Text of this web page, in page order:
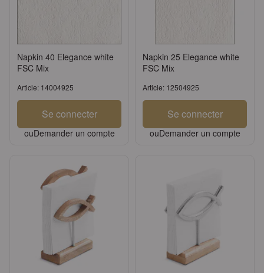
Napkin 40 Elegance white
FSC Mix
Article: 14004925
Se connecter
ouDemander un compte
Napkin 25 Elegance white
FSC Mix
Article: 12504925
Se connecter
ouDemander un compte